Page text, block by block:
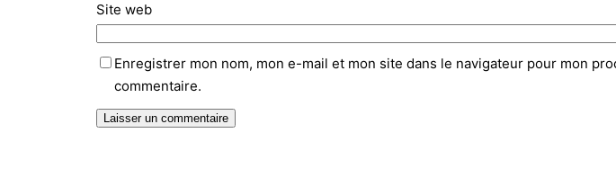
Site web
Enregistrer mon nom, mon e-mail et mon site dans le navigateur pour mon
commentaire.